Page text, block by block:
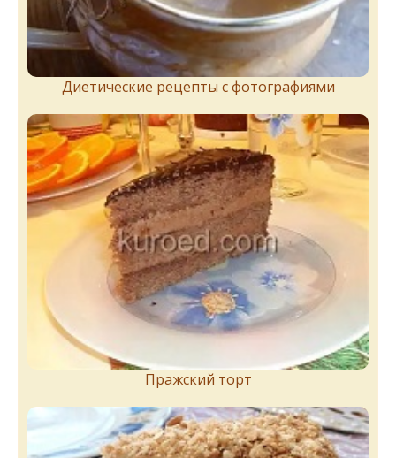
Диетические рецепты с фотографиями
Пражский торт